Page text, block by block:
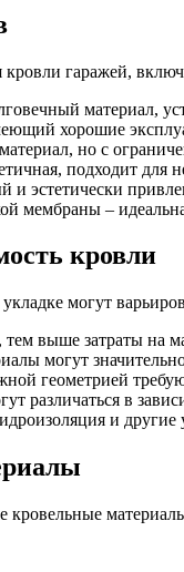
гаражей,
материал,
хорошие
но с
подходит для
и эстетически
мембраны –
кровли
могут
выше затраты на
могут
геометрией
различаться в
и